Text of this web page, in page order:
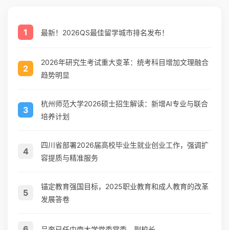
1 最新！2026QS最佳留学城市排名发布！
2
2026年研究生考试重大变革：统考科目增加文理融合
趋势明显
3
杭州师范大学2026硕士招生解读：新增AI专业与联合
培养计划
4
四川省部署2026届高校毕业生就业创业工作，强调扩
容提质与精准服务
5
锚定教育强国目标，2025职业教育和成人教育的改革
发展答卷